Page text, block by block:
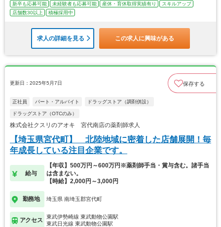
新卒も応募可能 未経験者も応募可能 産休・育休取得実績有り
スキルアップ
店舗数30以上
積極採用中
求人の詳細を見る この求人に興味がある
更新日：2025年5月7日 保存する
正社員 パート・アルバイト ドラッグストア（調剤併設）
ドラッグストア（OTCのみ）
株式会社クスリのアオキ 宮代南店の薬剤師求人
【埼玉県宮代町】 北陸地域に密着した店舗展開！毎
年成長している注目企業です。
給与
【年収】500万円～600万円※薬剤師手当・賞与含む。諸手当
は含まない。
【時給】2,000円～3,000円
勤務地 埼玉県 南埼玉郡宮代町
アクセス
東武伊勢崎線 東武動物公園駅
東武日光線 東武動物公園駅